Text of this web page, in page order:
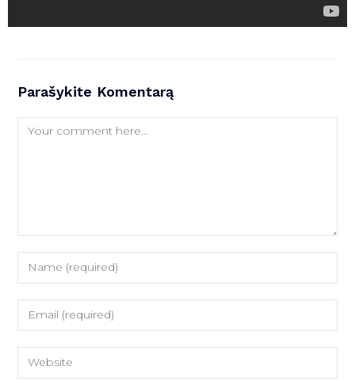
Parašykite Komentarą